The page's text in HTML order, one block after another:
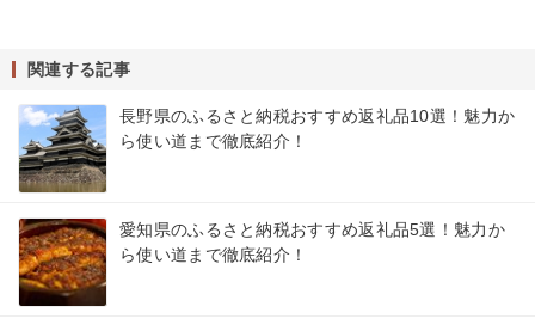
関連する記事
長野県のふるさと納税おすすめ返礼品10選！魅力か
ら使い道まで徹底紹介！
愛知県のふるさと納税おすすめ返礼品5選！魅力か
ら使い道まで徹底紹介！